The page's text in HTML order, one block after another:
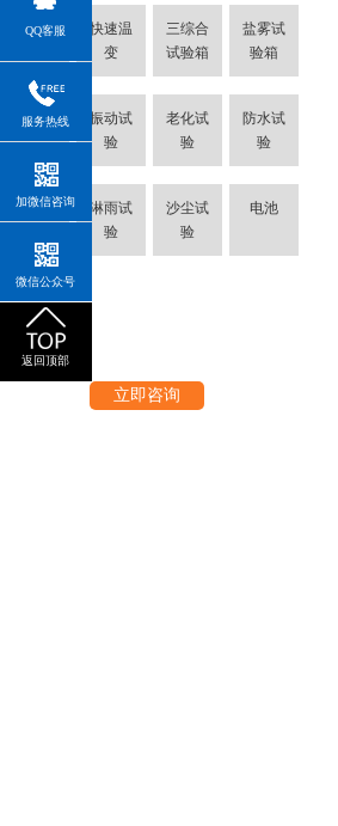
冷热冲
快速温
变
三综合
试验箱
盐雾试
验箱
烤箱
振动试
验
老化试
验
防水试
验
氙灯耐
淋雨试
验
沙尘试
验
电池
立即咨询
QQ客服
服务热线
加微信咨询
微信公众号
返回顶部